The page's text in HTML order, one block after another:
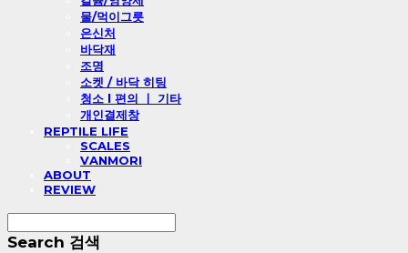
물/먹이그릇
은신처
바닥재
조명
소켓 / 바닥 히팅
청소 l 편의 ㅣ 기타
개인결제창
REPTILE LIFE
SCALES
VANMORI
ABOUT
REVIEW
Search 검색